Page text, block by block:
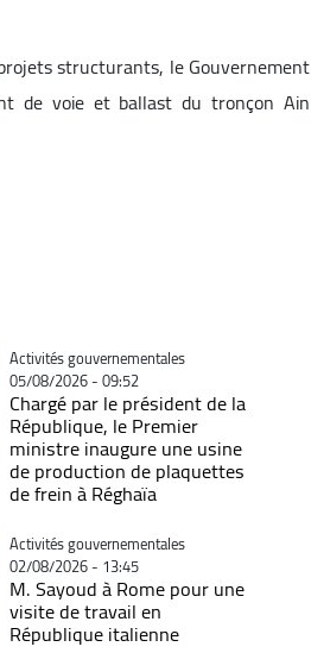
structurants, le Gouvernement
de voie et ballast du tronçon Ain
Catégorie
Activités gouvernementales
05/08/2026 - 09:52
Chargé par le président de la
République, le Premier
ministre inaugure une usine
de production de plaquettes
de frein à Réghaïa
Catégorie
Activités gouvernementales
02/08/2026 - 13:45
M. Sayoud à Rome pour une
visite de travail en
République italienne